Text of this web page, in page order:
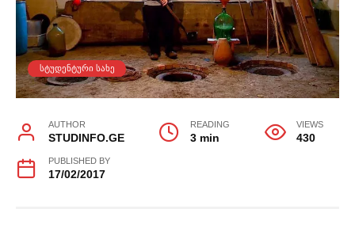
ᲡᲢᲣᲓᲔᲜᲢᲣᲠᲘ ᲡᲐᲮᲔ
AUTHOR
STUDINFO.GE
READING
3 min
VIEWS
430
PUBLISHED BY
17/02/2017